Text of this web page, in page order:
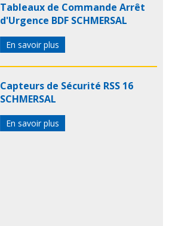
Tableaux de Commande Arrêt
d'Urgence BDF SCHMERSAL
En savoir plus
Capteurs de Sécurité RSS 16
SCHMERSAL
En savoir plus